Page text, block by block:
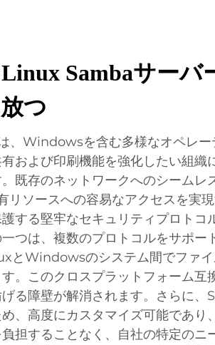
Sambaサーバ
つ
、Windowsを含む多様なオペレー
および印刷機能を強化したい組織
既存のネットワークへのシームレ
リソースへの容易なアクセスを実
する堅牢なセキュリティプロトコ
つは、複数のプロトコルをサポー
とWindowsのシステム間でファ
。このクロスプラットフォーム互
る障壁が解消されます。さらに、
、高度にカスタマイズ可能であり
担することなく、自社の特定のニ